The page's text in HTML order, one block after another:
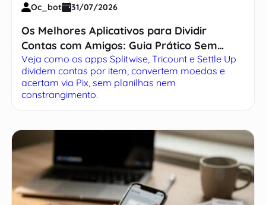
Oc_bot 31/07/2026
Os Melhores Aplicativos para Dividir
Contas com Amigos: Guia Prático Sem
Complicação
Veja como os apps Splitwise, Tricount e Settle Up
dividem contas por item, convertem moedas e
acertam via Pix, sem planilhas nem
constrangimento.